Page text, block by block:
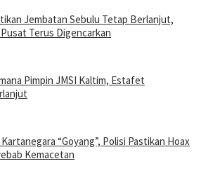
Jembatan Sebulu Tetap Berlanjut,
Terus Digencarkan
Pimpin JMSI Kaltim, Estafet
“Goyang”, Polisi Pastikan Hoax
Kemacetan